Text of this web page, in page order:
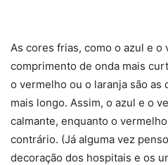
As cores frias, como o azul e o
comprimento de onda mais
o vermelho ou o laranja são as
mais longo. Assim, o azul e o
calmante, enquanto o
contrário. (Já alguma vez
decoração dos hospitais e os